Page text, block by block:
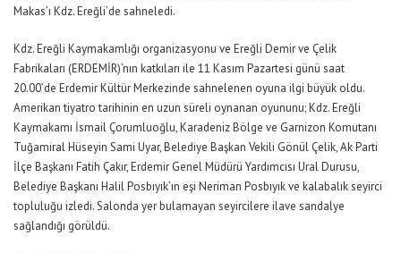
Makas’ı Kdz. Ereğli’de sahneledi.
Kdz. Ereğli Kaymakamlığı organizasyonu ve Ereğli Demir ve Çelik
Fabrikaları (ERDEMİR)’nın katkıları ile 11 Kasım Pazartesi günü saat
20.00’de Erdemir Kültür Merkezinde sahnelenen oyuna ilgi büyük oldu.
Amerikan tiyatro tarihinin en uzun süreli oynanan oyununu; Kdz. Ereğli
Kaymakamı İsmail Çorumluoğlu, Karadeniz Bölge ve Garnizon Komutanı
Tuğamiral Hüseyin Sami Uyar, Belediye Başkan Vekili Gönül Çelik, Ak Parti
İlçe Başkanı Fatih Çakır, Erdemir Genel Müdürü Yardımcısı Ural Durusu,
Belediye Başkanı Halil Posbıyık’ın eşi Neriman Posbıyık ve kalabalık seyirci
topluluğu izledi. Salonda yer bulamayan seyircilere ilave sandalye
sağlandığı görüldü.